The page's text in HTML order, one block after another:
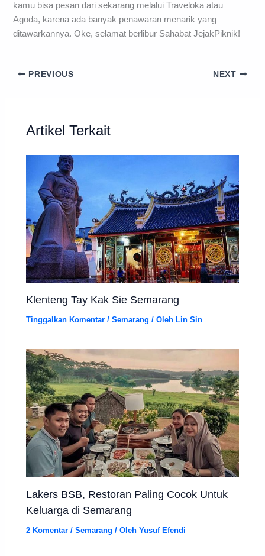
kamu bisa pesan dari sekarang melalui Traveloka atau
Agoda, karena ada banyak penawaran menarik yang
ditawarkannya. Oke, selamat berlibur Sahabat JejakPiknik!
PREVIOUS NEXT
Artikel Terkait
Klenteng Tay Kak Sie Semarang
Tinggalkan Komentar /Semarang / Oleh Lin Sin
Lakers BSB, Restoran Paling Cocok Untuk
Keluarga di Semarang
2 Komentar /Semarang / OlehYusuf Efendi